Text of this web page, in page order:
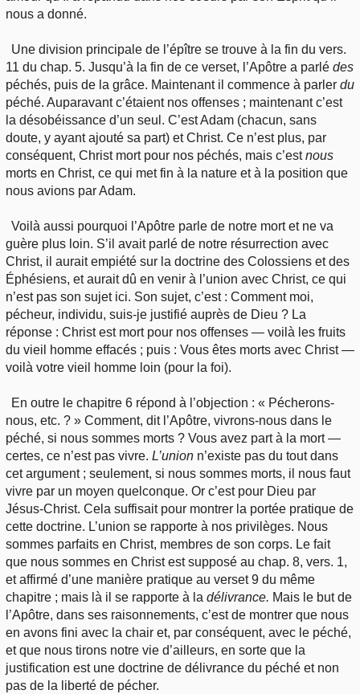
nous a donné.
Une division principale de l’épître se trouve à la fin du vers.
11 du chap. 5. Jusqu’à la fin de ce verset, l’Apôtre a parlé des
péchés, puis de la grâce. Maintenant il commence à parler du
péché. Auparavant c’étaient nos offenses ; maintenant c’est
la désobéissance d’un seul. C’est Adam (chacun, sans
doute, y ayant ajouté sa part) et Christ. Ce n’est plus, par
conséquent, Christ mort pour nos péchés, mais c’estnous
morts en Christ, ce qui met fin à la nature et à la position que
nous avions par Adam.
Voilà aussi pourquoi l’Apôtre parle de notre mort et ne va
guère plus loin. S’il avait parlé de notre résurrection avec
Christ, il aurait empiété sur la doctrine des Colossiens et des
Éphésiens, et aurait dû en venir à l’union avec Christ, ce qui
n’est pas son sujet ici. Son sujet, c’est : Comment moi,
pécheur, individu, suis-je justifié auprès de Dieu ? La
réponse : Christ est mort pour nos offenses — voilà les fruits
du vieil homme effacés ; puis : Vous êtes morts avec Christ —
voilà votre vieil homme loin (pour la foi).
En outre le chapitre 6 répond à l’objection : « Pécherons-
nous, etc. ? » Comment, dit l’Apôtre, vivrons-nous dans le
péché, si nous sommes morts ? Vous avez part à la mort —
certes, ce n’est pas vivre. L’union n’existe pas du tout dans
cet argument ; seulement, si nous sommes morts, il nous faut
vivre par un moyen quelconque. Or c’est pour Dieu par
Jésus-Christ. Cela suffisait pour montrer la portée pratique de
cette doctrine. L’union se rapporte à nos privilèges. Nous
sommes parfaits en Christ, membres de son corps. Le fait
que nous sommes en Christ est supposé au chap. 8, vers. 1,
et affirmé d’une manière pratique au verset 9 du même
chapitre ; mais là il se rapporte à la délivrance. Mais le but de
l’Apôtre, dans ses raisonnements, c’est de montrer que nous
en avons fini avec la chair et, par conséquent, avec le péché,
et que nous tirons notre vie d’ailleurs, en sorte que la
justification est une doctrine de délivrance du péché et non
pas de la liberté de pécher.